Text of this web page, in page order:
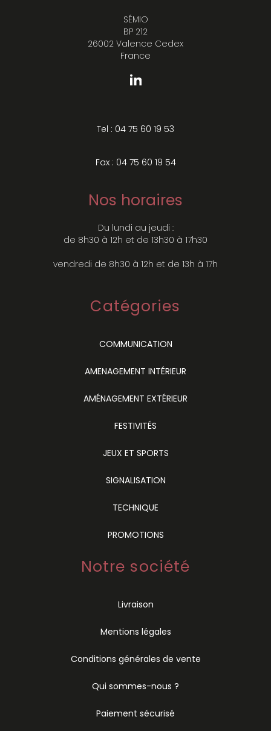
SÉMIO
BP 212
26002 Valence Cedex
France
Tel : 04 75 60 19 53
Fax : 04 75 60 19 54
Nos horaires
Du lundi au jeudi :
de 8h30 à 12h et de 13h30 à 17h30
vendredi de 8h30 à 12h et de 13h à 17h
Catégories
COMMUNICATION
AMENAGEMENT INTÉRIEUR
AMÉNAGEMENT EXTÉRIEUR
FESTIVITÉS
JEUX ET SPORTS
SIGNALISATION
TECHNIQUE
PROMOTIONS
Notre société
Livraison
Mentions légales
Conditions générales de vente
Qui sommes-nous ?
Paiement sécurisé